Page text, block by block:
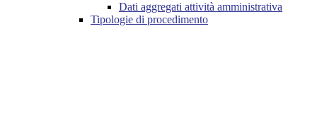
Dati aggregati attività amministrativa
Tipologie di procedimento